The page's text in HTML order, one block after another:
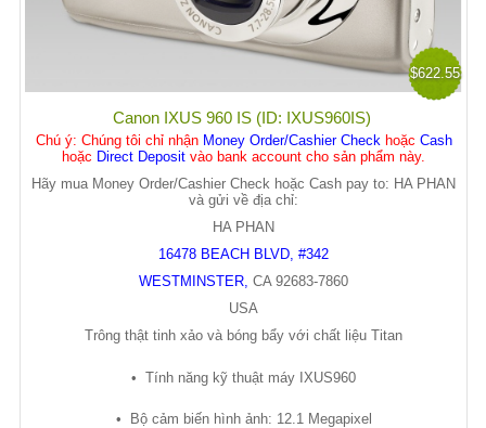
$622.55
Canon IXUS 960 IS (ID: IXUS960IS)
Chú ý: Chúng tôi chỉ nhận Money Order/Cashier Checkhoặc Cash
hoặc Direct Deposit vào bank account cho sản phẩm này.
Hãy mua Money Order/Cashier Check hoặc Cash pay to: HA PHAN
và gửi về địa chỉ:
HA PHAN
16478 BEACH BLVD, #342
WESTMINSTER, CA 92683-7860
USA
Trông thật tinh xảo và bóng bẩy với chất liệu Titan
• Tính năng kỹ thuật máy IXUS960
• Bộcảm biến hình ảnh: 12.1 Megapixel